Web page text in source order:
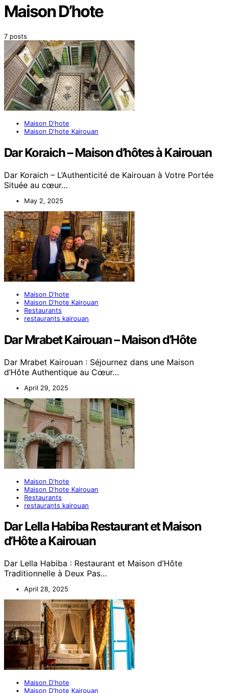
Maison D’hote
7 posts
Maison D'hote
Maison D'hote Kairouan
Dar Koraich – Maison d’hôtes à Kairouan
Dar Koraich – L’Authenticité de Kairouan à Votre Portée
Située au cœur…
May 2, 2025
Maison D'hote
Maison D'hote Kairouan
Restaurants
restaurants kairouan
Dar Mrabet Kairouan – Maison d’Hôte
Dar Mrabet Kairouan : Séjournez dans une Maison
d’Hôte Authentique au Cœur…
April 29, 2025
Maison D'hote
Maison D'hote Kairouan
Restaurants
restaurants kairouan
Dar Lella Habiba Restaurant et Maison
d’Hôte a Kairouan
Dar Lella Habiba : Restaurant et Maison d’Hôte
Traditionnelle à Deux Pas…
April 28, 2025
Maison D'hote
Maison D'hote Kairouan